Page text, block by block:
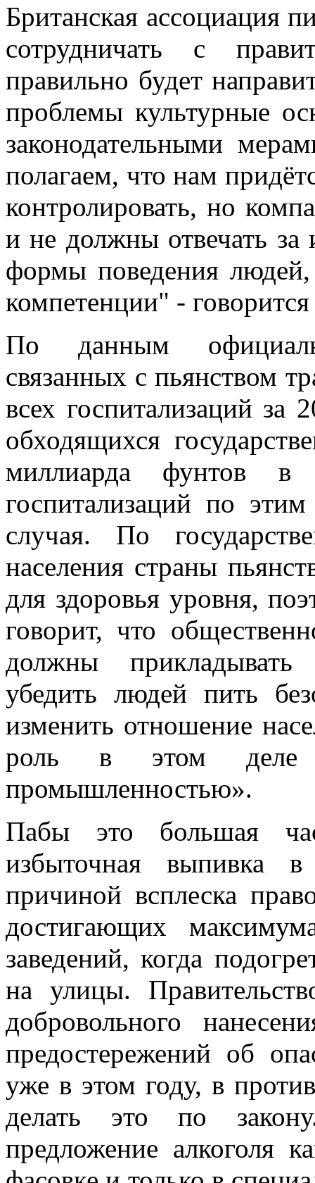
Британская ассоциация
сотрудничать с
правильно будет
проблемы культурные
законодательными
полагаем, что нам
контролировать, но
и не должны отвечать за
формы поведения
компетенции" -
По данным
связанных с пьянством
всех госпитализаций за
обходящихся
миллиарда фунтов
госпитализаций по
случая. По
населения страны
для здоровья уровня,
говорит, что
должны
убедить людей пить
изменить отношение
роль в этом деле
промышленностью».
Пабы это большая
избыточная выпивка
причиной всплеска
достигающих
заведений, когда
на улицы.
добровольного
предостережений об
уже в этом году, в
делать это по
предложение алкоголя